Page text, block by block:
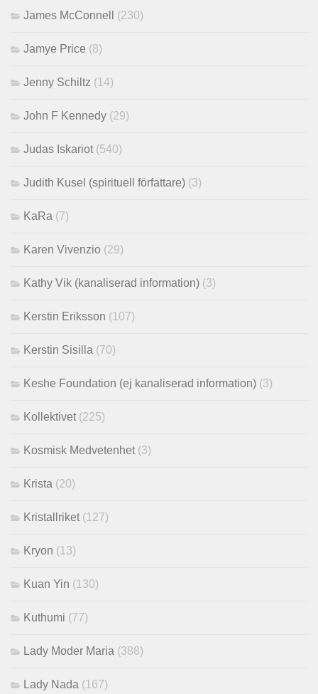
James McConnell (230)
Jamye Price (8)
Jenny Schiltz (14)
John F Kennedy (29)
Judas Iskariot (540)
Judith Kusel (spirituell författare) (3)
KaRa (7)
Karen Vivenzio (29)
Kathy Vik (kanaliserad information) (3)
Kerstin Eriksson (107)
Kerstin Sisilla (70)
Keshe Foundation (ej kanaliserad information) (3)
Kollektivet (225)
Kosmisk Medvetenhet (3)
Krista (20)
Kristallriket (127)
Kryon (13)
Kuan Yin (130)
Kuthumi (77)
Lady Moder Maria (388)
Lady Nada (167)